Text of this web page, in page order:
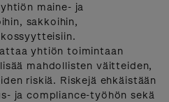
maine- ja
sakkoihin,
yhtiön toimintaan
mahdollisten väitteiden,
riskiä. Riskejä ehkäistään
ja compliance-työhön sekä